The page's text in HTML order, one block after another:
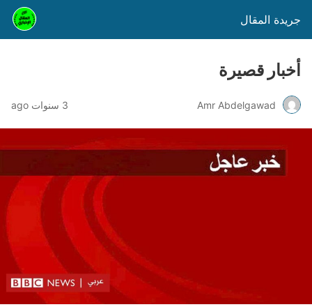
جريدة المقال
أخبار قصيرة
Amr Abdelgawad 3 سنوات ago